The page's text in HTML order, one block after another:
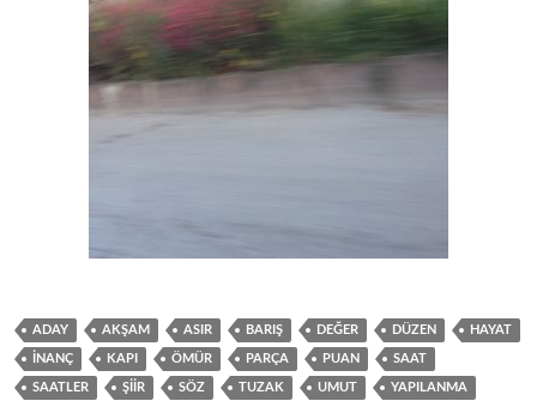
ADAY AKŞAM ASIR BARIŞ DEĞER DÜZEN HAYAT
INANÇ KAPI ÖMÜR PARÇA PUAN SAAT
SAATLER ŞIIR SÖZ TUZAK UMUT YAPILANMA